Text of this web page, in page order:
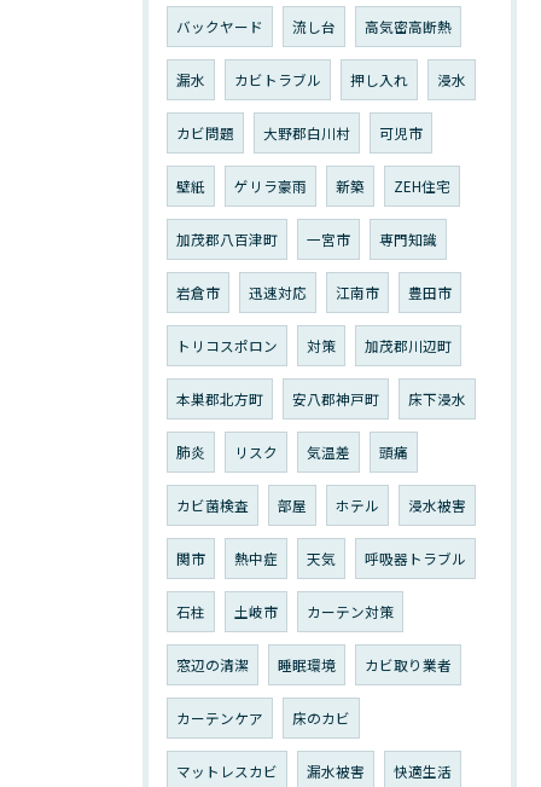
バックヤード 流し台 高気密高断熱
漏水 カビトラブル 押し入れ 浸水
カビ問題 大野郡白川村 可児市
壁紙 ゲリラ豪雨 新築 ZEH住宅
加茂郡八百津町 一宮市 専門知識
岩倉市 迅速対応 江南市 豊田市
トリコスポロン 対策 加茂郡川辺町
本巣郡北方町 安八郡神戸町 床下浸水
肺炎 リスク 気温差 頭痛
カビ菌検査 部屋 ホテル 浸水被害
関市 熱中症 天気 呼吸器トラブル
石柱 土岐市 カーテン対策
窓辺の清潔 睡眠環境 カビ取り業者
カーテンケア 床のカビ
マットレスカビ 漏水被害 快適生活